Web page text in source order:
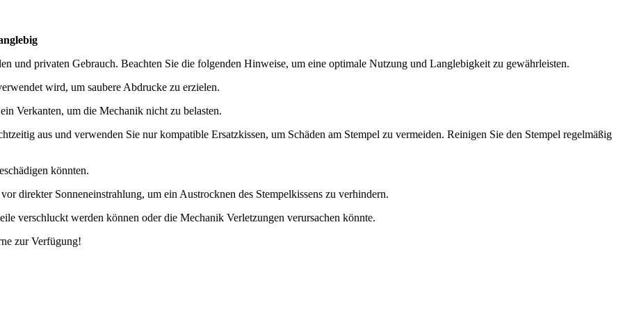
und privaten Gebrauch. Beachten Sie die folgenden Hinweise, um eine optimale Nutzung und Langlebigkeit zu gewährleisten.
wird, um saubere Abdrucke zu erzielen.
Verkanten, um die Mechanik nicht zu belasten.
aus und verwenden Sie nur kompatible Ersatzkissen, um Schäden am Stempel zu vermeiden. Reinigen Sie den Stempel regelmäßig
könnten.
direkter Sonneneinstrahlung, um ein Austrocknen des Stempelkissens zu verhindern.
verschluckt werden können oder die Mechanik Verletzungen verursachen könnte.
zur Verfügung!